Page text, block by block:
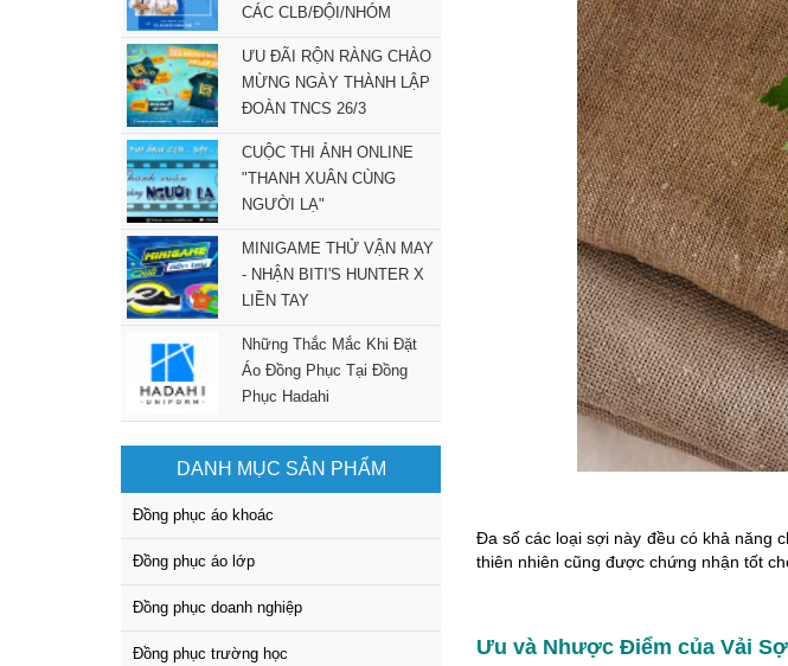
CÁC CLB/ĐỘI/NHÓM
ƯU ĐÃI RỘN RÀNG CHÀO
MỪNG NGÀY THÀNH LẬP
ĐOÀN TNCS 26/3
CUỘC THI ẢNH ONLINE
"THANH XUÂN CÙNG
NGƯỜI LẠ"
MINIGAME THỬ VẬN MAY
- NHẬN BITI'S HUNTER X
LIỀN TAY
Những Thắc Mắc Khi Đặt
Áo Đồng Phục Tại Đồng
Phục Hadahi
DANH MỤC SẢN PHẨM
Đồng phục áo khoác
Đồng phục áo lớp
Đồng phục doanh nghiệp
Đồng phục trường học
Đa số các loại sợi này đều có khả năng
thiên nhiên cũng được chứng nhận tốt
Ưu và Nhược Điểm của Vải